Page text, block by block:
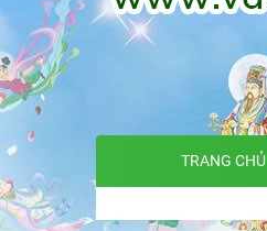
TRANG CHỦ